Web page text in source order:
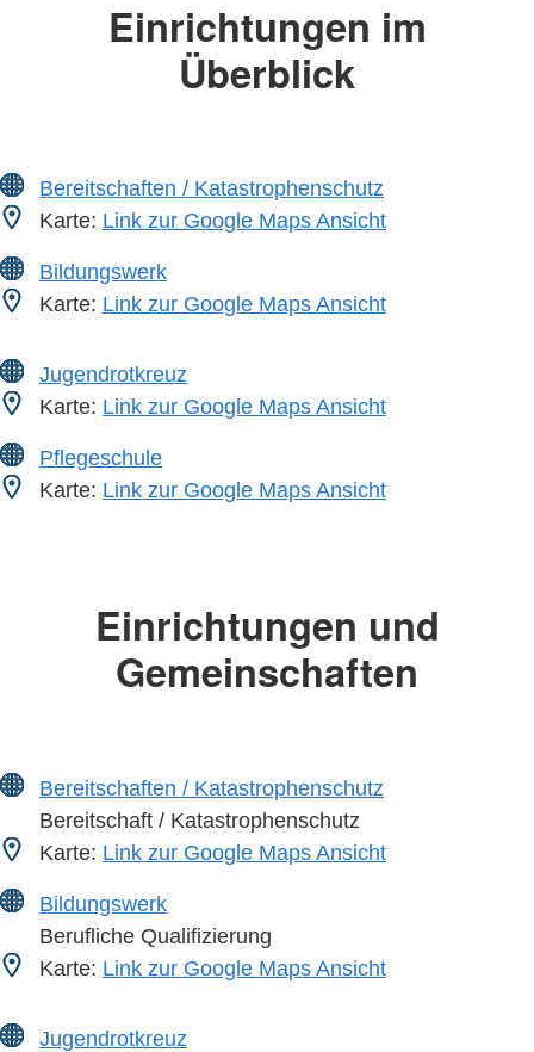
Einrichtungen im
Überblick
Bereitschaften / Katastrophenschutz
Karte: Link zur Google Maps Ansicht
Bildungswerk
Karte: Link zur Google Maps Ansicht
Jugendrotkreuz
Karte: Link zur Google Maps Ansicht
Pflegeschule
Karte: Link zur Google Maps Ansicht
Einrichtungen und
Gemeinschaften
Bereitschaften / Katastrophenschutz
Bereitschaft / Katastrophenschutz
Karte: Link zur Google Maps Ansicht
Bildungswerk
Berufliche Qualifizierung
Karte: Link zur Google Maps Ansicht
Jugendrotkreuz